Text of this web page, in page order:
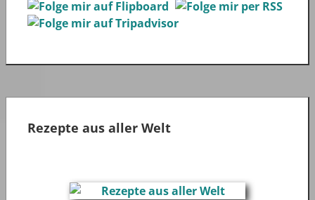
Rezepte aus aller Welt